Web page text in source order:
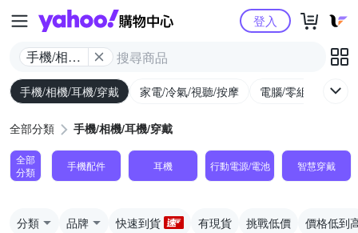
Yahoo購物中心
手機/相機/
耳機/穿戴
登入
手機/相機/耳機/穿戴 家電/冷氣/視聽/按摩 電腦/零組件/週邊/
全部分類 手機/相機/耳機/穿戴
全部
分類
手機配件 耳機 行動電源/電池 智慧穿戴
分類 品牌 快速到貨 有現貨 挑戰低價 價格低到